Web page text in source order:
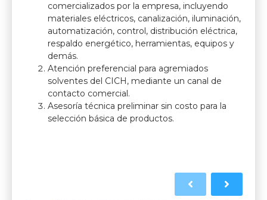
comercializados por la empresa, incluyendo
materiales eléctricos, canalización, iluminación,
automatización, control, distribución eléctrica,
respaldo energético, herramientas, equipos y
demás.
Atención preferencial para agremiados
solventes del CICH, mediante un canal de
contacto comercial.
Asesoría técnica preliminar sin costo para la
selección básica de productos.